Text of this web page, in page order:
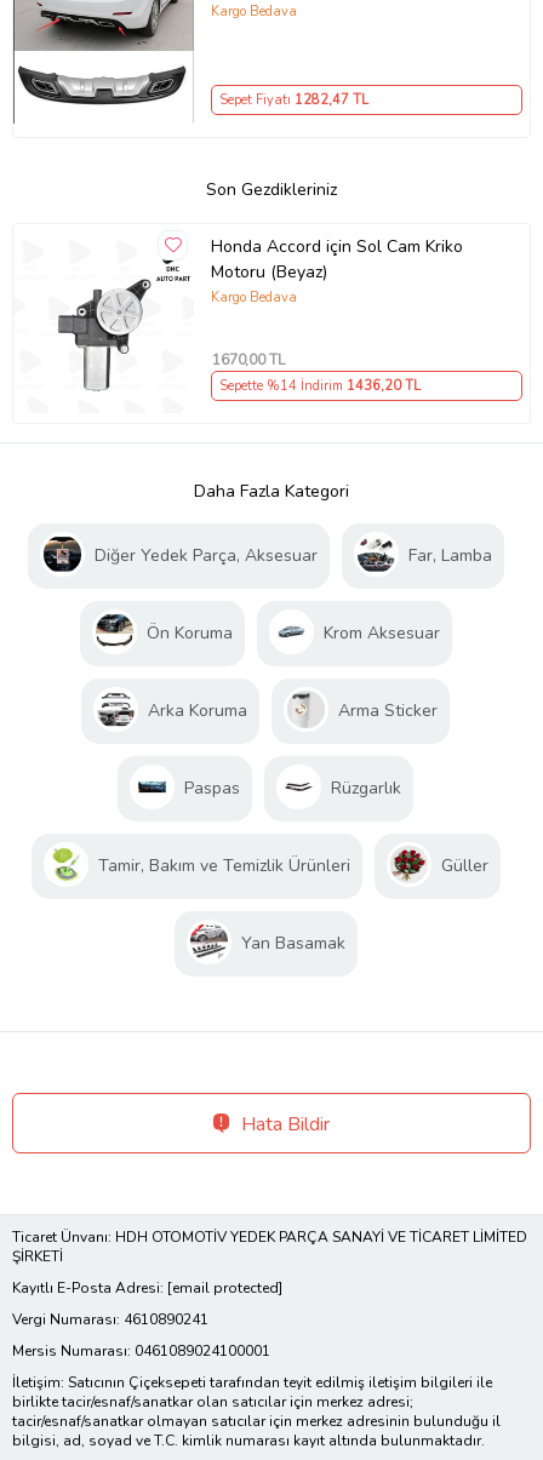
Kargo Bedava
Sepet Fiyatı 1282,47 TL
Son Gezdikleriniz
Honda Accord için Sol Cam Kriko
Motoru (Beyaz)
Kargo Bedava
1670,00 TL
Sepette %14 İndirim 1436,20 TL
Daha Fazla Kategori
Diğer Yedek Parça, Aksesuar Far, Lamba
Ön Koruma Krom Aksesuar
Arka Koruma Arma Sticker
Paspas Rüzgarlık
Tamir, Bakım ve Temizlik Ürünleri Güller
Yan Basamak
Hata Bildir
Ticaret Ünvanı: HDH OTOMOTİV YEDEK PARÇA SANAYİ VE TİCARET LİMİTED
ŞİRKETİ
Kayıtlı E-Posta Adresi: [email protected]
Vergi Numarası: 4610890241
Mersis Numarası: 0461089024100001
İletişim: Satıcının Çiçeksepeti tarafından teyit edilmiş iletişim bilgileri ile
birlikte tacir/esnaf/sanatkar olan satıcılar için merkez adresi;
tacir/esnaf/sanatkar olmayan satıcılar için merkez adresinin bulunduğu il
bilgisi, ad, soyad ve T.C. kimlik numarası kayıt altında bulunmaktadır.